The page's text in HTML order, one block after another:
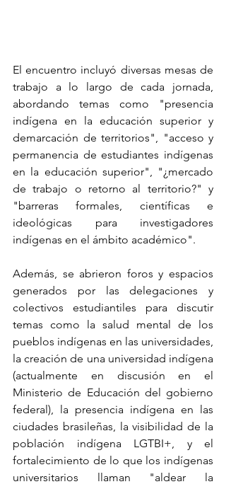
El encuentro incluyó diversas mesas de
trabajo a lo largo de cada jornada,
abordando temas como "presencia
indígena en la educación superior y
demarcación de territorios", "acceso y
permanencia de estudiantes indígenas
en la educación superior", "¿mercado
de trabajo o retorno al territorio?" y
"barreras formales, científicas e
ideológicas para investigadores
indígenas en el ámbito académico".
Además, se abrieron foros y espacios
generados por las delegaciones y
colectivos estudiantiles para discutir
temas como la salud mental de los
pueblos indígenas en las universidades,
la creación de una universidad indígena
(actualmente en discusión en el
Ministerio de Educación del gobierno
federal), la presencia indígena en las
ciudades brasileñas, la visibilidad de la
población indígena LGTBI+, y el
fortalecimiento de lo que los indígenas
universitarios llaman "aldear la